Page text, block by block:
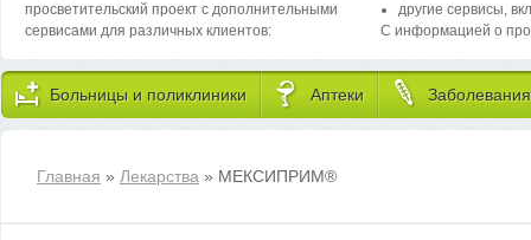
просветительский проект с дополнительными
сервисами для различных клиентов:
другие сервисы,
С информацией о
Больницы и поликлиники Аптеки Заболевания
Главная » Лекарства » МЕКСИПРИМ®